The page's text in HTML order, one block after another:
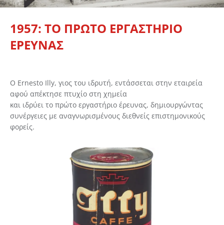
1957: ΤΟ ΠΡΩΤΟ ΕΡΓΑΣΤΗΡΙΟ
ΕΡΕΥΝΑΣ
Ο Ernesto Illy, γιος του ιδρυτή, εντάσσεται στην εταιρεία
αφού απέκτησε πτυχίο στη χημεία
και ιδρύει το πρώτο εργαστήριο έρευνας, δημιουργώντας
συνέργειες με αναγνωρισμένους διεθνείς επιστημονικούς
φορείς.